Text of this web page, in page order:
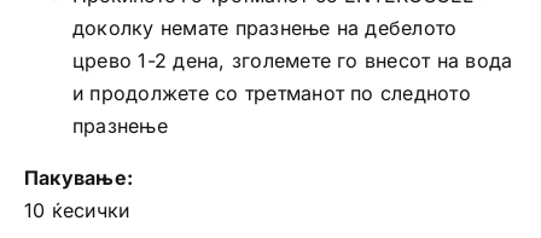
доколку немате празнење на дебелото
црево 1-2 дена, зголемете го внесот на вода
и продолжете со третманот по следното
празнење
Пакување:
10 ќесички